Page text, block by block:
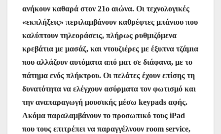
ανήκουν καθαρά στον 21ο αιώνα. Οι τεχνολογικές
«εκπλήξεις» περιλαμβάνουν καθρέφτες μπάνιου που
καλύπτουν τηλεοράσεις, πλήρως ρυθμιζόμενα
κρεβάτια με μασάζ, και ντουζιέρες με έξυπνα τζάμια
που αλλάζουν αυτόματα από ματ σε διάφανα, με το
πάτημα ενός πλήκτρου. Οι πελάτες έχουν επίσης τη
δυνατότητα να ελέγχουν ασύρματα τον φωτισμό και
την αναπαραγωγή μουσικής μέσω keypads αφής.
Ακόμα παραλαμβάνουν το προσωπικό τους iPad
που τους επιτρέπει να παραγγέλνουν room service,